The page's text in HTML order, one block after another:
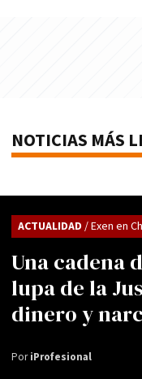
NOTICIAS MÁS
Una cadena
lupa de la
dinero y
ACTUALIDAD / Exen en
PoriProfesional